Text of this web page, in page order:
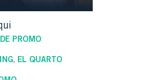
PROMO
, EL QUARTO